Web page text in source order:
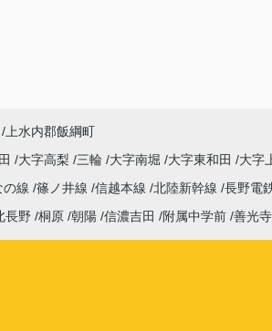
上水内郡飯綱町
大字高梨 三輪 大字南堀 大字東和田 大字
の線 篠ノ井線 信越本線 北陸新幹線 長野電
長野 桐原 朝陽 信濃吉田 附属中学前 善光